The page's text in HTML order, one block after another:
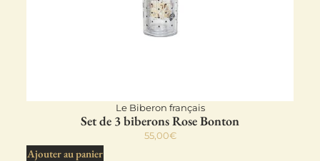
Le Biberon français
Set de 3 biberons Rose Bonton
55,00€
Ajouter au panier